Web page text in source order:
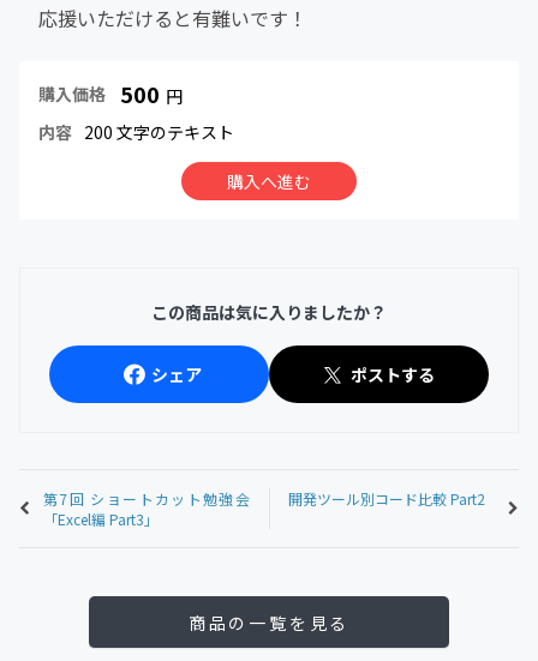
応援いただけると有難いです！
購入価格 500 円
内容 200 文字のテキスト
購入へ進む
この商品は気に入りましたか？
シェア ポストする
第7回 ショートカット勉強会
「Excel編 Part3」
開発ツール別コード比較 Part2
商品の一覧を見る